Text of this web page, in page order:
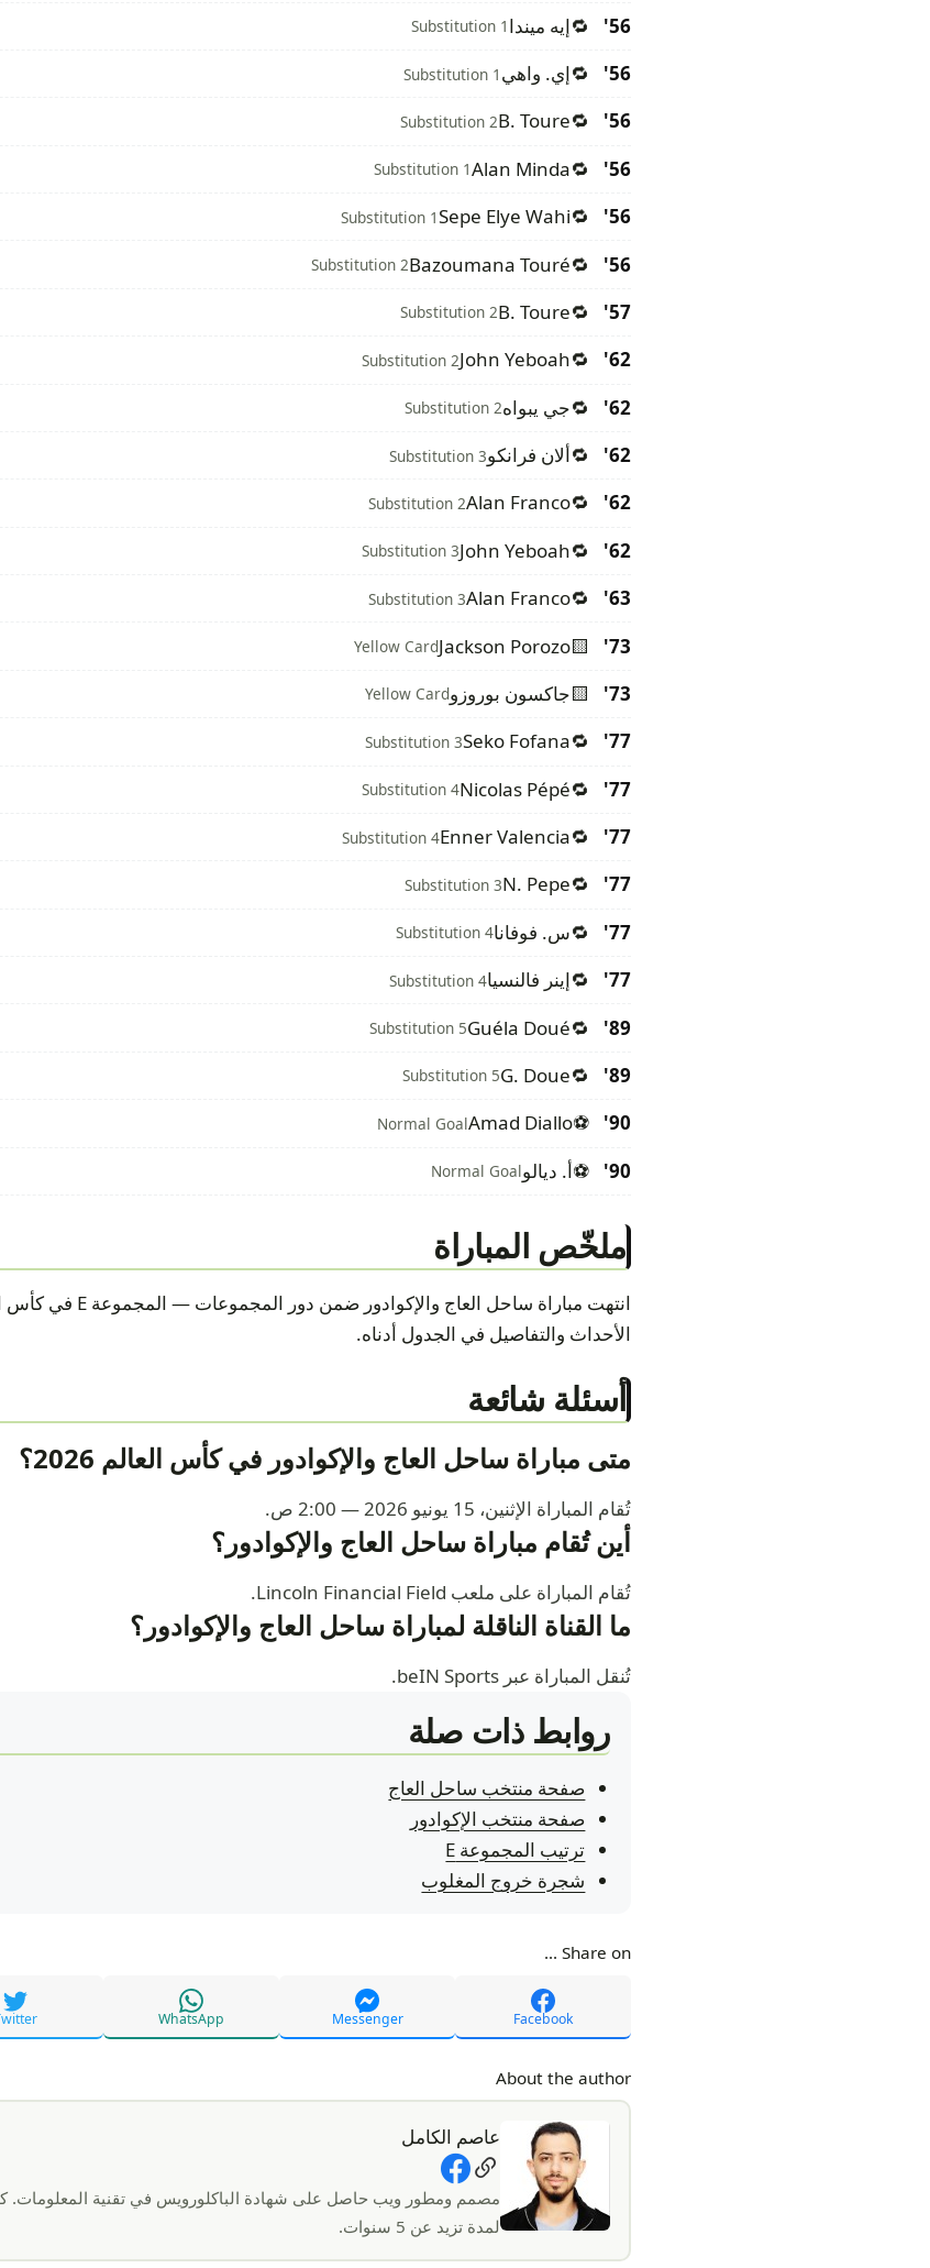
56'
🔁إيه ميندا Substitution 1
56'
🔁إي. واهي Substitution 1
56'
🔁
B. Toure
Substitution 2
56'
🔁
Alan Minda
Substitution 1
56'
🔁
Sepe Elye Wahi
Substitution 1
56'
🔁
Bazoumana Touré
Substitution 2
57'
🔁
B. Toure
Substitution 2
62'
🔁
John Yeboah
Substitution 2
62'
🔁جي يبواهSubstitution 2
62'
🔁ألان فرانكوSubstitution 3
62'
🔁
Alan Franco
Substitution 2
62'
🔁
John Yeboah
Substitution 3
63'
🔁
Alan Franco
Substitution 3
73'
🟨
Jackson Porozo
Yellow Card
73'
🟨جاكسون بوروزوYellow Card
77'
🔁
Seko Fofana
Substitution 3
77'
🔁
Nicolas Pépé
Substitution 4
77'
🔁
Enner Valencia
Substitution 4
77'
🔁
N. Pepe
Substitution 3
77'
🔁س. فوفاناSubstitution 4
77'
🔁إينر فالنسياSubstitution 4
89'
🔁
Guéla Doué
Substitution 5
89'
🔁
G. Doue
Substitution 5
90'
⚽
Amad Diallo
Normal Goal
90'
⚽أ. ديالوNormal Goal
ملخّص المباراة
الأحداث والتفاصيل في الجدول أدناه.
أسئلة شائعة
متى مباراة ساحل العاج والإكوادور في كأس العالم 2026؟
تُقام المباراة الإثنين، 15 يونيو 2026 — 2:00 ص.
أين تُقام مباراة ساحل العاج والإكوادور؟
تُقام المباراة على ملعب Lincoln Financial Field.
ما القناة الناقلة لمباراة ساحل العاج والإكوادور؟
تُنقل المباراة عبر beIN Sports.
روابط ذات صلة
صفحة منتخب ساحل العاج
صفحة منتخب الإكوادور
ترتيب المجموعة E
شجرة خروج المغلوب
Share on ...
Facebook
Messenger
WhatsApp
About the author
عاصم الكامل
Social Links
مصمم ومطور ويب حاصل على شهادة الباكلورويس في تقنية المعلومات.
لمدة تزيد عن 5 سنوات.